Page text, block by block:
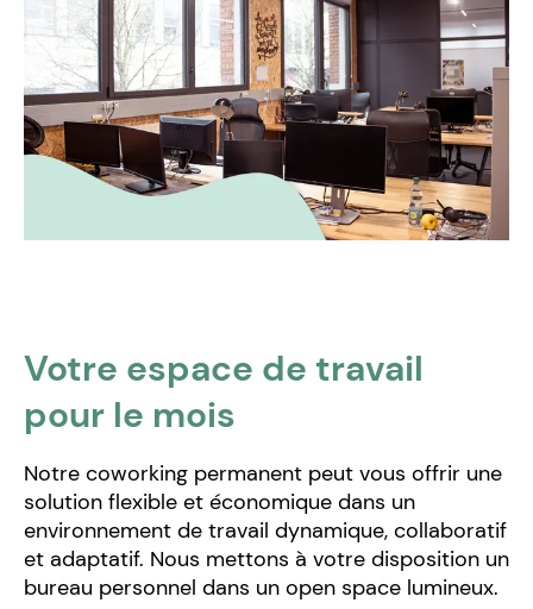
Votre espace de travail
pour le mois
Notre coworking permanent peut vous offrir une
solution flexible et économique dans un
environnement de travail dynamique, collaboratif
et adaptatif. Nous mettons à votre disposition un
bureau personnel dans un open space lumineux.